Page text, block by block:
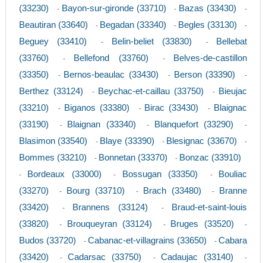
(33230)
- Bayon-sur-gironde (33710) - Bazas (33430) -
Beautiran (33640) - Begadan (33340) - Begles (33130) -
Beguey (33410) - Belin-beliet (33830) -
Bellebat
(33760)
- Bellefond (33760) -
Belves-de-castillon
(33350)
- Bernos-beaulac (33430) - Berson (33390) -
Berthez (33124) - Beychac-et-caillau (33750) - Bieujac
(33210)
- Biganos (33380) - Birac (33430) - Blaignac
(33190)
- Blaignan (33340) - Blanquefort (33290) -
Blasimon (33540) - Blaye (33390) - Blesignac (33670) -
Bommes (33210) - Bonnetan (33370) - Bonzac (33910)
- Bordeaux (33000) - Bossugan (33350) -
Bouliac
(33270)
- Bourg (33710) - Brach (33480) -
Branne
(33420)
- Brannens (33124) -
Braud-et-saint-louis
(33820)
- Brouqueyran (33124) - Bruges (33520) -
Budos (33720) - Cabanac-et-villagrains (33650) -Cabara
(33420)
-Cadarsac (33750) - Cadaujac (33140) -